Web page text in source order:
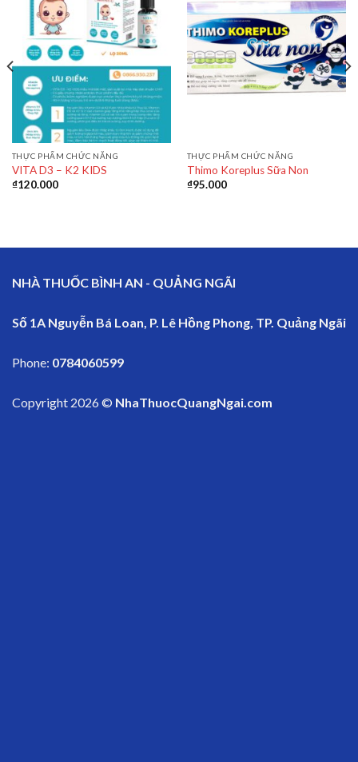
THỰC PHẨM CHỨC NĂNG
VITA D3 – K2 KIDS
₫120.000
THỰC PHẨM CHỨC NĂNG
Thimo Koreplus Sữa Non
₫95.000
NHÀ THUỐC BÌNH AN - QUẢNG NGÃI
Số 1A Nguyễn Bá Loan, P. Lê Hồng Phong, TP. Quảng Ngãi
Phone: 0784060599
Copyright 2026 © NhaThuocQuangNgai.com